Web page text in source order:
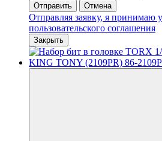
Отправить Отмена
Отправляя заявку, я принимаю
пользовательского соглашения
Закрыть